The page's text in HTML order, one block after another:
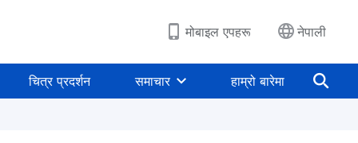
मोबाइल एपहरू नेपाली
चित्र प्रदर्शन समाचार हाम्रो बारेमा
परमेश्‍वरको स्वभाव र परमेश्‍वर स्वयम् १”
(भाग चार)